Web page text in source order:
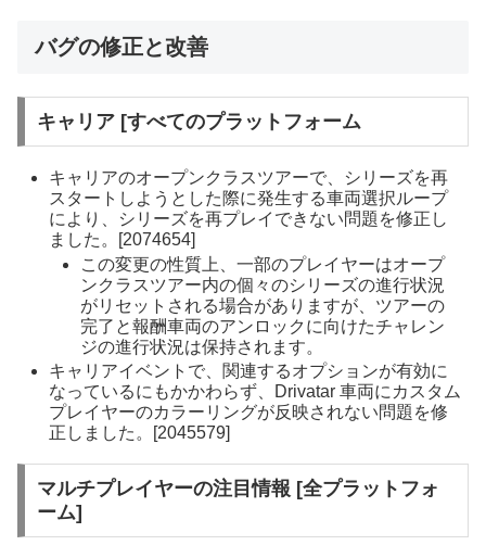
バグの修正と改善
キャリア [すべてのプラットフォーム
キャリアのオープンクラスツアーで、シリーズを再
スタートしようとした際に発生する車両選択ループ
により、シリーズを再プレイできない問題を修正し
ました。[2074654]
この変更の性質上、一部のプレイヤーはオープ
ンクラスツアー内の個々のシリーズの進行状況
がリセットされる場合がありますが、ツアーの
完了と報酬車両のアンロックに向けたチャレン
ジの進行状況は保持されます。
キャリアイベントで、関連するオプションが有効に
なっているにもかかわらず、Drivatar 車両にカスタム
プレイヤーのカラーリングが反映されない問題を修
正しました。[2045579]
マルチプレイヤーの注目情報 [全プラットフォ
ーム]